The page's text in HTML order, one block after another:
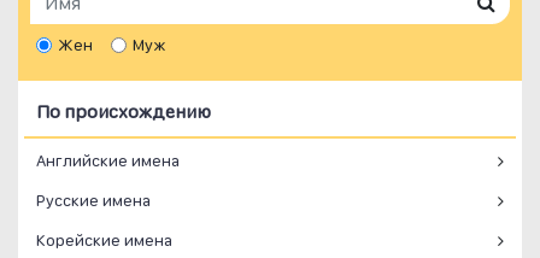
Жен Муж
По происхождению
Английские имена
Русские имена
Корейские имена